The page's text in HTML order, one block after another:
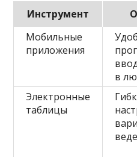
Инструмент
Мобильные
приложения
в
Электронные
таблицы